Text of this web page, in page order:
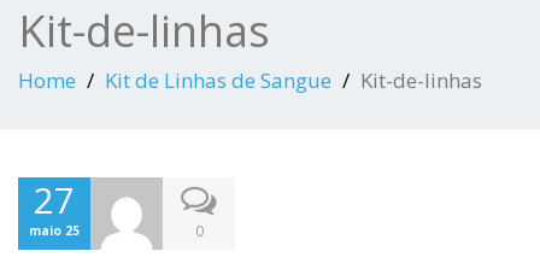
Kit-de-linhas
Home Kit de Linhas de Sangue Kit-de-linhas
27
maio 25 0